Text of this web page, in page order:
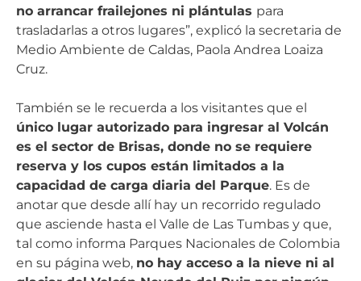
no arrancar frailejones ni plántulas para
trasladarlas a otros lugares”, explicó la secretaria de
Medio Ambiente de Caldas, Paola Andrea Loaiza
Cruz.
También se le recuerda a los visitantes que el
único lugar autorizado para ingresar al Volcán
es el sector de Brisas, donde no se requiere
reserva y los cupos están limitados a la
capacidad de carga diaria del Parque. Es de
anotar que desde allí hay un recorrido regulado
que asciende hasta el Valle de Las Tumbas y que,
tal como informa Parques Nacionales de Colombia
en su página web, no hay acceso a la nieve ni al